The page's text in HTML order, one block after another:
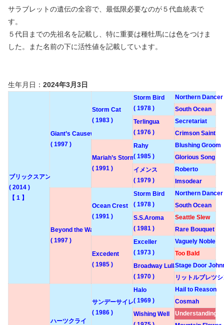
サラブレットの遺伝の全容で、最低限必要なのが５代血統表で
す。
５代目までの先祖名を記載し、特に重要は種牡馬には色をつけま
した。また名前の下に活性値を記載しています。
生年月日： 2024年3月3日
ブリックスアンドモルタル
( 2014 )
【 1 】
Giant’s Causeway
( 1997 )
Storm Cat
( 1983 )
Storm Bird
( 1978 )
Northern Dancer
South Ocean
Terlingua
( 1976 )
Secretariat
Crimson Saint
Mariah’s Storm
( 1991 )
Rahy
( 1985 )
Blushing Groom
Glorious Song
イメンス
( 1979 )
Roberto
Imsodear
Beyond the Waves
( 1997 )
Ocean Crest
( 1991 )
Storm Bird
( 1978 )
Northern Dancer
South Ocean
S.S.Aroma
( 1981 )
Seattle Slew
Rare Bouquet
Excedent
( 1985 )
Exceller
( 1973 )
Vaguely Noble
Too Bald
Broadway Lullaby
( 1970 )
Stage Door
リットルブレツ
ハーツクライ
サンデーサイレンス
( 1986 )
Halo
( 1969 )
Hail to Reason
Cosmah
Wishing Well
Understanding